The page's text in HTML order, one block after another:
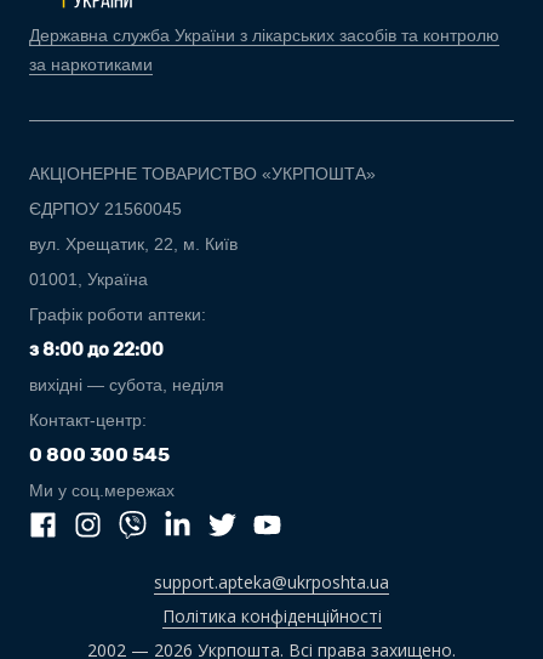
Державна служба України з лікарських засобів та контролю
за наркотиками
АКЦІОНЕРНЕ ТОВАРИСТВО «УКРПОШТА»
ЄДРПОУ 21560045
вул. Хрещатик, 22, м. Київ
01001, Україна
Графік роботи аптеки:
з 8:00 до 22:00
вихідні — субота, неділя
Контакт-центр:
0 800 300 545
Ми у соц.мережах
support.apteka@ukrposhta.ua
Політика конфіденційності
2002 — 2026 Укрпошта. Всі права захищено.